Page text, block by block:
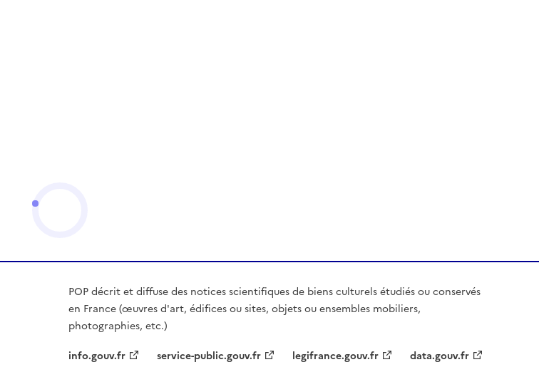
POP décrit et diffuse des notices scientifiques de biens culturels étudiés ou conservés
en France (œuvres d'art, édifices ou sites, objets ou ensembles mobiliers,
photographies, etc.)
info.gouv.fr
service-public.gouv.fr legifrance.gouv.fr data.gouv.fr